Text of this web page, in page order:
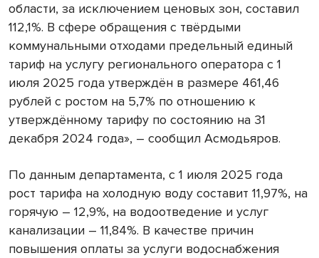
области, за исключением ценовых зон, составил
112,1%. В сфере обращения с твёрдыми
коммунальными отходами предельный единый
тариф на услугу регионального оператора с 1
июля 2025 года утверждён в размере 461,46
рублей с ростом на 5,7% по отношению к
утверждённому тарифу по состоянию на 31
декабря 2024 года», – сообщил Асмодьяров.
По данным департамента, с 1 июля 2025 года
рост тарифа на холодную воду составит 11,97%, на
горячую – 12,9%, на водоотведение и услуг
канализации – 11,84%. В качестве причин
повышения оплаты за услуги водоснабжения